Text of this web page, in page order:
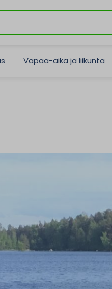
Vapaa-aika ja liikunta